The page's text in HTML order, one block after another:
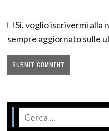
Sì, voglio iscrivermi
sempre aggiornato sulle